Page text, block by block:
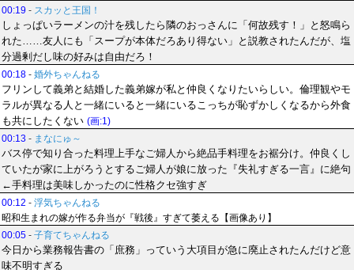
00:19 - スカッと王国！
しょっぱいラーメンの汁を残したら隣のおっさんに「何故残す！」と怒鳴ら
れた……友人にも「スープが本体だろあり得ない」と説教されたんだが、塩
分過剰だし味の好みは自由だろ！
00:18 - 婚外ちゃんねる
フリンして義弟と結婚した義弟嫁が私と仲良くなりたいらしい。倫理観やモ
ラルが異なる人と一緒にいると一緒にいるこっちが恥ずかしくなるから外食
も共にしたくない (画:1)
00:13 - まなにゅ～
バス停で知り合った料理上手なご婦人から絶品手料理をお裾分け。仲良くし
ていたが家に上がろうとするご婦人が娘に放った『失礼すぎる一言』に絶句
←手料理は美味しかったのに性格クセ強すぎ
00:12 - 浮気ちゃんねる
昭和生まれの嫁が作る弁当が『戦後』すぎて萎える【画像あり】
00:05 - 子育てちゃんねる
今日から業務報告書の「庶務」っていう大項目が急に廃止されたんだけど意
味不明すぎる